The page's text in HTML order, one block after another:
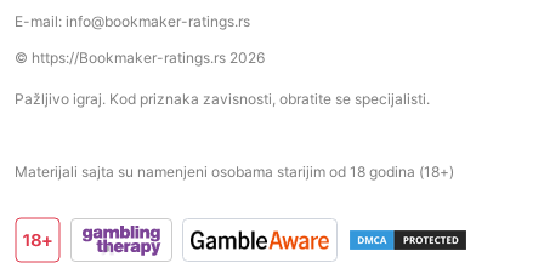
E-mail: info@bookmaker-ratings.rs
© https://Bookmaker-ratings.rs 2026
Pažljivo igraj. Kod priznaka zavisnosti, obratite se specijalisti.
Materijali sajta su namenjeni osobama starijim od 18 godina (18+)